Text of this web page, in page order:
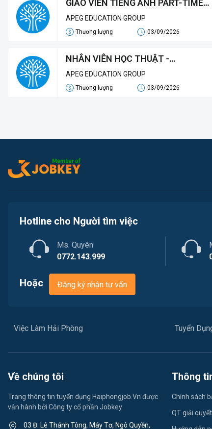
GIÁO VIÊN TIẾNG ANH PART-TIME /
FULL-TIME
APEG EDUCATION GROUP
Thương lượng 03/09/2026
NHÂN VIÊN HỌC THUẬT -
ACADEMIC STAFF
APEG EDUCATION GROUP
Thương lượng 03/09/2026
Hotline cho Người tìm việc
Ms. Quyên
0772.143.999
Hoặc Đăng ký nhận tư vấn
Việc Làm Hải Phòng Tuyển
Về chúng tôi
Trang thông tin tuyển dụng Haiphongjob.Vn được
vận hành bởi Công ty cổ phần Jobkey
03 Đ. Lê Thánh Tông, Máy Tơ, Ngô Quyền,
Thông
Chính sách
QT giải